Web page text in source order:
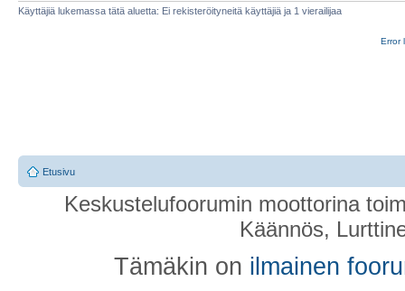
Käyttäjiä lukemassa tätä aluetta: Ei rekisteröityneitä käyttäjiä ja 1 vierailijaa
Error
Etusivu
Keskustelufoorumin moottorina
Käännös,
Tämäkin on ilmainen